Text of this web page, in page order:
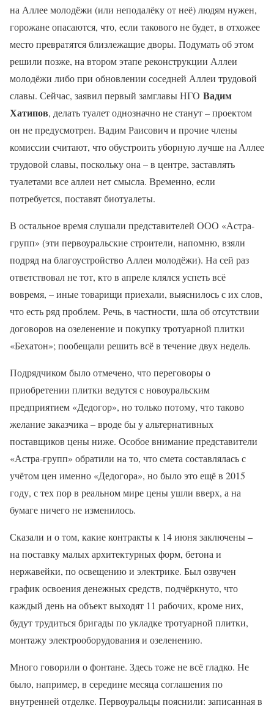
на Аллее молодёжи (или неподалёку от неё) людям нужен,
горожане опасаются, что, если такового не будет, в отхожее
место превратятся близлежащие дворы. Подумать об этом
решили позже, на втором этапе реконструкции Аллеи
молодёжи либо при обновлении соседней Аллеи трудовой
славы. Сейчас, заявил первый замглавы НГО Вадим
Хатипов, делать туалет однозначно не станут – проектом
он не предусмотрен. Вадим Раисович и прочие члены
комиссии считают, что обустроить уборную лучше на Аллее
трудовой славы, поскольку она – в центре, заставлять
туалетами все аллеи нет смысла. Временно, если
потребуется, поставят биотуалеты.
В остальное время слушали представителей ООО «Астра-
групп» (эти первоуральские строители, напомню, взяли
подряд на благоустройство Аллеи молодёжи). На сей раз
ответствовал не тот, кто в апреле клялся успеть всё
вовремя, – иные товарищи приехали, выяснилось с их слов,
что есть ряд проблем. Речь, в частности, шла об отсутствии
договоров на озеленение и покупку тротуарной плитки
«Бехатон»; пообещали решить всё в течение двух недель.
Подрядчиком было отмечено, что переговоры о
приобретении плитки ведутся с новоуральским
предприятием «Дедогор», но только потому, что таково
желание заказчика – вроде бы у альтернативных
поставщиков цены ниже. Особое внимание представители
«Астра-групп» обратили на то, что смета составлялась с
учётом цен именно «Дедогора», но было это ещё в 2015
году, с тех пор в реальном мире цены ушли вверх, а на
бумаге ничего не изменилось.
Сказали и о том, какие контракты к 14 июня заключены –
на поставку малых архитектурных форм, бетона и
нержавейки, по освещению и электрике. Был озвучен
график освоения денежных средств, подчёркнуто, что
каждый день на объект выходят 11 рабочих, кроме них,
будут трудиться бригады по укладке тротуарной плитки,
монтажу электрооборудования и озеленению.
Много говорили о фонтане. Здесь тоже не всё гладко. Не
было, например, в середине месяца соглашения по
внутренней отделке. Первоуральцы пояснили: записанная в